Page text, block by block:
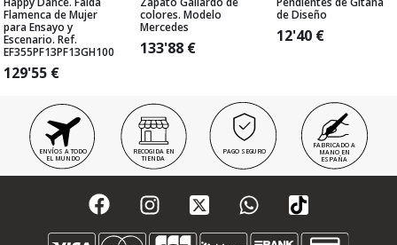
Flamenca de Mujer
para Ensayo y
Escenario. Ref.
EF355PF13PF13GH100
129'55 €
colores. Modelo
Mercedes
133'88 €
de Diseño
12'40 €
ENVÍOS A TODO
EL MUNDO
RECOGIDA EN
TIENDA
PAGO SEGURO
FABRICADO A
MANO EN
ESPAÑA